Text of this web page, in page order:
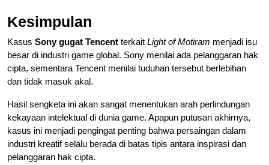
Kesimpulan
Kasus Sony gugat Tencent terkait Light of Motiram menjadi isu
besar di industri game global. Sony menilai ada pelanggaran hak
cipta, sementara Tencent menilai tuduhan tersebut berlebihan
dan tidak masuk akal.
Hasil sengketa ini akan sangat menentukan arah perlindungan
kekayaan intelektual di dunia game. Apapun putusan akhirnya,
kasus ini menjadi pengingat penting bahwa persaingan dalam
industri kreatif selalu berada di batas tipis antara inspirasi dan
pelanggaran hak cipta.